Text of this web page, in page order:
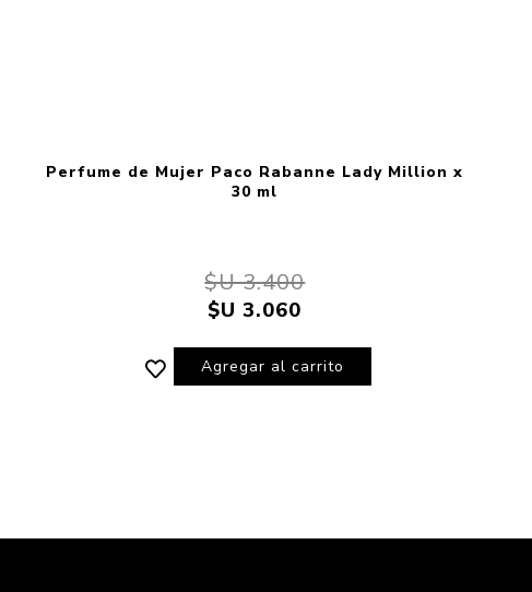
Perfume de Mujer Paco Rabanne Lady Million x
30 ml
$U 3.400
$U 3.060
Agregar al carrito